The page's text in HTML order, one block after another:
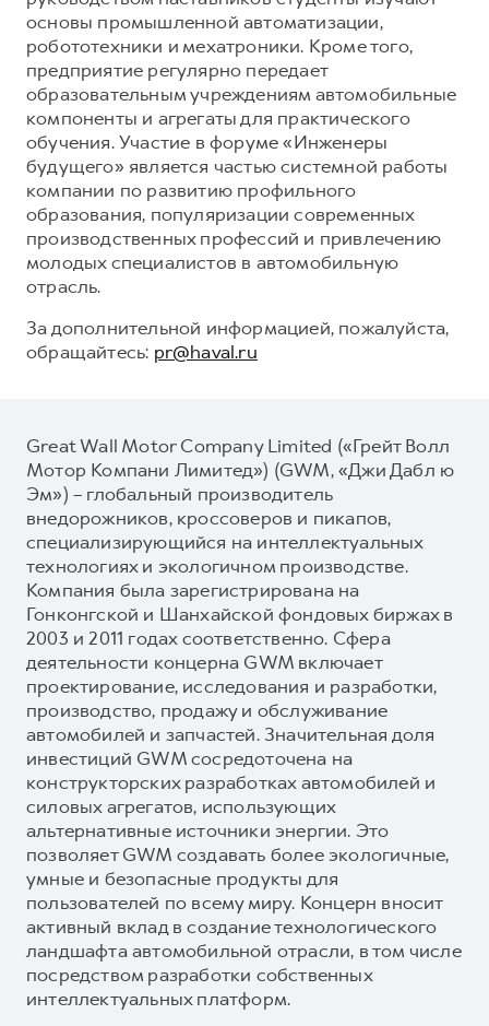
основы промышленной автоматизации,
робототехники и мехатроники. Кроме того,
предприятие регулярно передает
образовательным учреждениям автомобильные
компоненты и агрегаты для практического
обучения. Участие в форуме «Инженеры
будущего» является частью системной работы
компании по развитию профильного
образования, популяризации современных
производственных профессий и привлечению
молодых специалистов в автомобильную
отрасль.
За дополнительной информацией, пожалуйста,
обращайтесь: pr@haval.ru
Great Wall Motor Company Limited («Грейт Волл
Мотор Компани Лимитед») (GWM, «Джи Дабл ю
Эм») – глобальный производитель
внедорожников, кроссоверов и пикапов,
специализирующийся на интеллектуальных
технологиях и экологичном производстве.
Компания была зарегистрирована на
Гонконгской и Шанхайской фондовых биржах в
2003 и 2011 годах соответственно. Сфера
деятельности концерна GWM включает
проектирование, исследования и разработки,
производство, продажу и обслуживание
автомобилей и запчастей. Значительная доля
инвестиций GWM сосредоточена на
конструкторских разработках автомобилей и
силовых агрегатов, использующих
альтернативные источники энергии. Это
позволяет GWM создавать более экологичные,
умные и безопасные продукты для
пользователей по всему миру. Концерн вносит
активный вклад в создание технологического
ландшафта автомобильной отрасли, в том числе
посредством разработки собственных
интеллектуальных платформ.